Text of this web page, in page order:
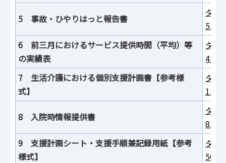
5 事故・ひやりはっと報告書
ダウ
6 前三月におけるサービス提供時間（平均）等
の実績表
ダウ
7 生活介護における個別支援計画書【参考様
式】
ダウ
8 入院時情報提供書
ダウ
9 支援計画シート・支援手順兼記録用紙【参考
様式】
ダウ